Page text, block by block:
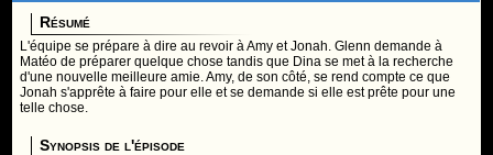
Résumé
L'équipe se prépare à dire au revoir à Amy et Jonah. Glenn demande à
Matéo de préparer quelque chose tandis que Dina se met à la recherche
d'une nouvelle meilleure amie. Amy, de son côté, se rend compte ce que
Jonah s'apprête à faire pour elle et se demande si elle est prête pour une
telle chose.
Synopsis de l'épisode